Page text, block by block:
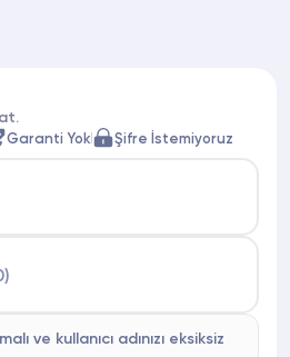
Garanti Yok Şifre İstemiyoruz
ve kullanıcı adınızı eksiksiz